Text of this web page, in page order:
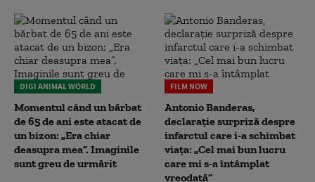
DIGI ANIMAL WORLD
Momentul când un bărbat
de 65 de ani este atacat de
un bizon: „Era chiar
deasupra mea”. Imaginile
sunt greu de urmărit
FILM NOW
Antonio Banderas,
declarație surpriză despre
infarctul care i-a schimbat
viața: „Cel mai bun lucru
care mi s-a întâmplat
vreodată”